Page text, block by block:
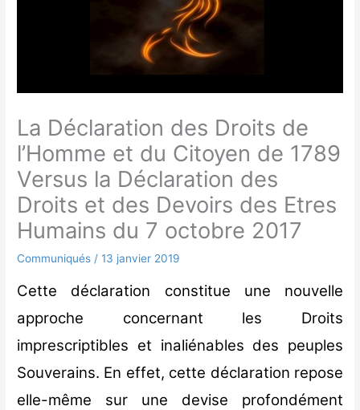
La Déclaration des Droits de
l’Homme et du Citoyen de 1789
Versus la Déclaration des
Droits et des Devoirs des Etres
Humains du 7 octobre 2017
Communiqués /13 janvier 2019
Cette déclaration constitue une nouvelle
approche concernant les Droits
imprescriptibles et inaliénables des peuples
Souverains. En effet, cette déclaration repose
elle-même sur une devise profondément